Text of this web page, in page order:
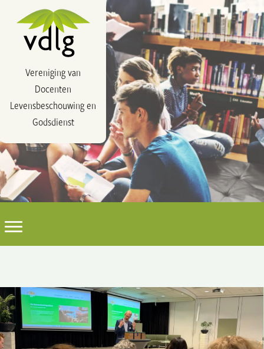
Vereniging van
Docenten
Levensbeschouwing en
Godsdienst